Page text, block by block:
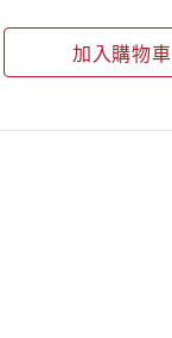
加入購物車